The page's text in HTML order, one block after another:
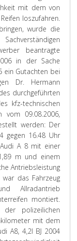
mit dem von
loszufahren.
wurde die
beantragte
in der Sache
ein Gutachten bei
Dr. Hermann
durchgeführten
kfz-technischen
vom 09.08.2006,
werden: Der
gegen 16.48 Uhr
A 8 mit einer
m und einem
Antriebsleistung
das Fahrzeug
Allradantrieb
montiert.
polizeilichen
mit dem
A8, 4,2l BJ 2004